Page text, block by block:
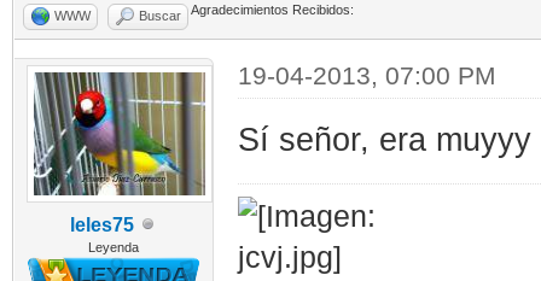
WWW Buscar Agradecimientos Recibidos:
leles75
Leyenda
19-04-2013, 07:00 PM
Sí señor, era